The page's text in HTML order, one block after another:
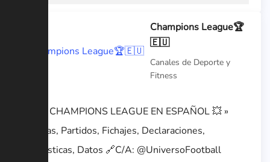
Champions League🏆
🇪🇺
Canales de Deporte y
Fitness
🇪🇺 » CHAMPIONS LEAGUE EN ESPAÑOL 💥 »
Noticias, Partidos, Fichajes, Declaraciones,
Estadísticas, Datos 🔗C/A: @UniversoFootball